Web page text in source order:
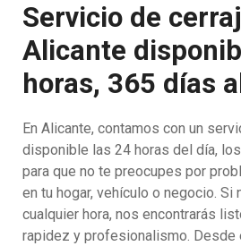
Servicio de
Alicante
horas, 365 días
En Alicante, contamos con un
disponible las 24 horas del día,
para que no te preocupes por
en tu hogar, vehículo o negocio. Si
cualquier hora, nos encontrarás
rapidez y profesionalismo. Desde